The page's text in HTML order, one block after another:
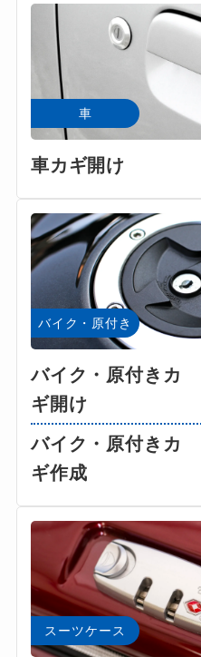
車
車カギ開け
バイク・原付き
バイク・原付きカ
ギ開け
バイク・原付きカ
ギ作成
スーツケース